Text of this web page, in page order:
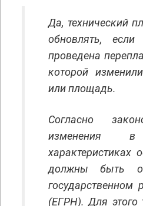
Да, технический
обновлять,
проведена
которой
или площадь.
Согласно
изменения
характеристиках
должны быть
государственном
(ЕГРН). Для этого